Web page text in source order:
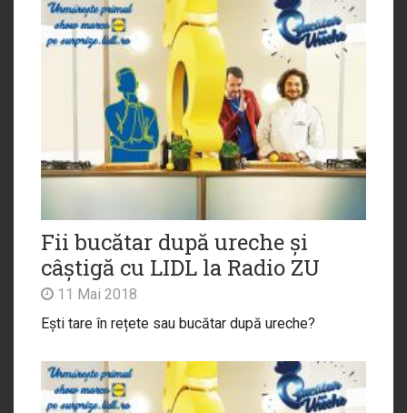
Fii bucătar după ureche și
câștigă cu LIDL la Radio ZU
11 Mai 2018
Ești tare în rețete sau bucătar după ureche?